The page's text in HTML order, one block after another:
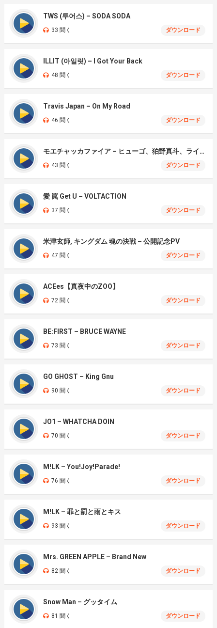
TWS (투어스) – SODA SODA
33 聞く ダウンロード
ILLIT (아일릿) – I Got Your Back
48 聞く ダウンロード
Travis Japan – On My Road
46 聞く ダウンロード
モエチャッカファイア – ヒューゴ、狛野真斗、ライト、セヴェリアン (Cover )
43 聞く ダウンロード
愛 罠 Get U – VOLTACTION
37 聞く ダウンロード
米津玄師, キングダム 魂の決戦 – 公開記念PV
47 聞く ダウンロード
ACEes【真夜中のZOO】
72 聞く ダウンロード
BE:FIRST – BRUCE WAYNE
73 聞く ダウンロード
GO GHOST – King Gnu
90 聞く ダウンロード
JO1 – WHATCHA DOIN
70 聞く ダウンロード
M!LK – You!Joy!Parade!
76 聞く ダウンロード
M!LK – 罪と罰と雨とキス
93 聞く ダウンロード
Mrs. GREEN APPLE – Brand New
82 聞く ダウンロード
Snow Man – グッタイム
81 聞く ダウンロード